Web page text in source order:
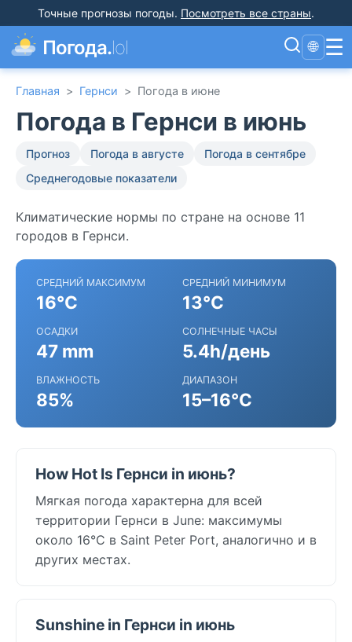
Точные прогнозы погоды. Посмотреть все страны.
Погода.lol 🌐 ☰
Главная > Гернси > Погода в июне
Погода в Гернси в июнь
Прогноз Погода в августе
Погода в сентябре
Среднегодовые показатели
Климатические нормы по стране на основе 11
городов в Гернси.
СРЕДНИЙ МАКСИМУМ
16°C
СРЕДНИЙ МИНИМУМ
13°C
ОСАДКИ
47 mm
СОЛНЕЧНЫЕ ЧАСЫ
5.4h/день
ВЛАЖНОСТЬ
85%
ДИАПАЗОН
15–16°C
How Hot Is Гернси in июнь?
Мягкая погода характерна для всей
территории Гернси в June: максимумы
около 16°C в Saint Peter Port, аналогично и в
других местах.
Sunshine in Гернси in июнь